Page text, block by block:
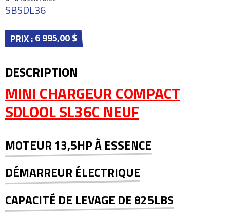
SBSDL36
PRIX :6 995,00 $
DESCRIPTION
MINI CHARGEUR COMPACT
SDLOOL SL36C NEUF
MOTEUR 13,5HP À ESSENCE
DÉMARREUR ÉLECTRIQUE
CAPACITÉ DE LEVAGE DE 825LBS